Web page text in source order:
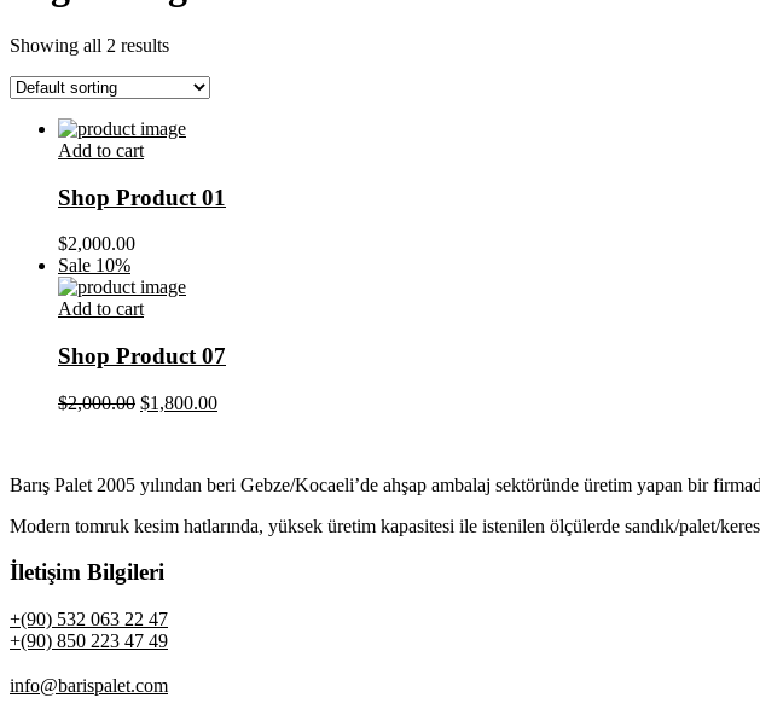
Showing all 2 results
Add to cart
Shop Product 01
$2,000.00
Sale 10%
Add to cart
Shop Product 07
$2,000.00 $1,800.00
Barış Palet 2005 yılından beri Gebze/Kocaeli’de ahşap ambalaj sektöründe üretim yapan bir
Modern tomruk kesim hatlarında, yüksek üretim kapasitesi ile istenilen ölçülerde sandık/palet/
İletişim Bilgileri
+(90) 532 063 22 47
+(90) 850 223 47 49
info@barispalet.com